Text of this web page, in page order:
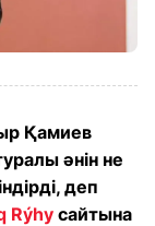
Қамиев
әнін не
деп
Rýhyсайтына